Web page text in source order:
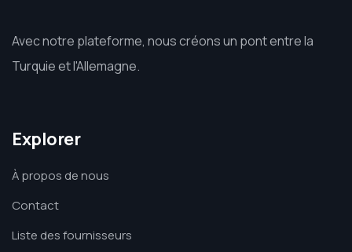
Avec notre plateforme, nous créons un pont entre la
Turquie et l'Allemagne.
Explorer
À propos de nous
Contact
Liste des fournisseurs